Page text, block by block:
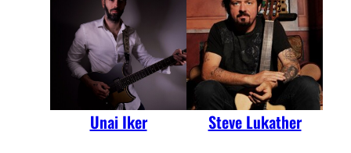
Unai Iker Steve Lukather